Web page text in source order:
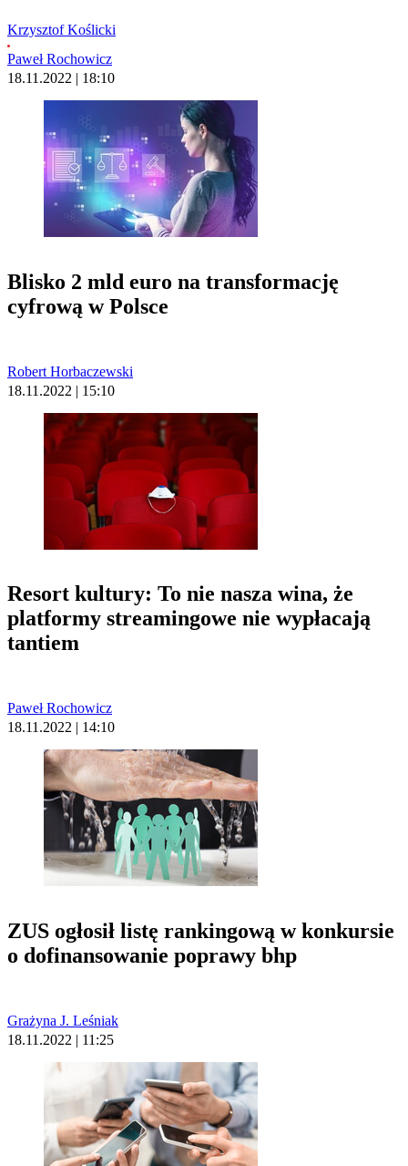
Krzysztof Koślicki
Paweł Rochowicz
18.11.2022 | 18:10
Blisko 2 mld euro na transformację
cyfrową w Polsce
Robert Horbaczewski
18.11.2022 | 15:10
Resort kultury: To nie nasza wina, że
platformy streamingowe nie wypłacają
tantiem
Paweł Rochowicz
18.11.2022 | 14:10
ZUS ogłosił listę rankingową w konkursie
o dofinansowanie poprawy bhp
Grażyna J. Leśniak
18.11.2022 | 11:25